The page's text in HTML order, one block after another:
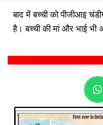
बाद में बच्ची को पीजीआइ
है। बच्ची की मां और भाई भी